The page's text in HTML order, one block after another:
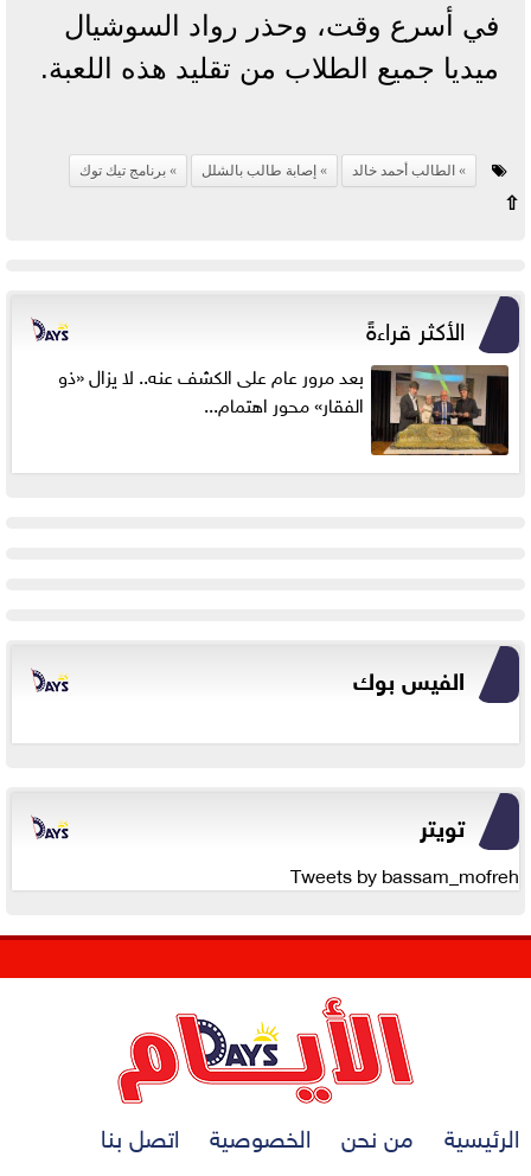
في أسرع وقت، وحذر رواد السوشيال
ميديا جميع الطلاب من تقليد هذه اللعبة.
الطالب أحمد خالد إصابة طالب بالشلل برنامج تيك توك
⇧
الأكثر قراءةً
بعد مرور عام على الكشف عنه.. لا يزال «ذو
الفقار» محور اهتمام...
الفيس بوك
تويتر
Tweets by bassam_mofreh
الرئيسية من نحن الخصوصية اتصل بنا